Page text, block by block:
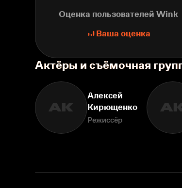
Оценка пользователей Wink
Ваша оценка
Актёры и съёмочная
АК
Алексей
Кирющенко
Режиссёр